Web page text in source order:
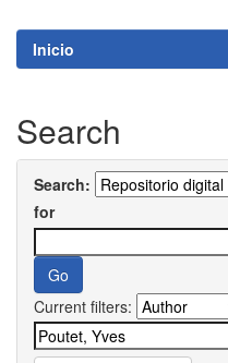
Inicio
Search
Search:
for
Current filters: